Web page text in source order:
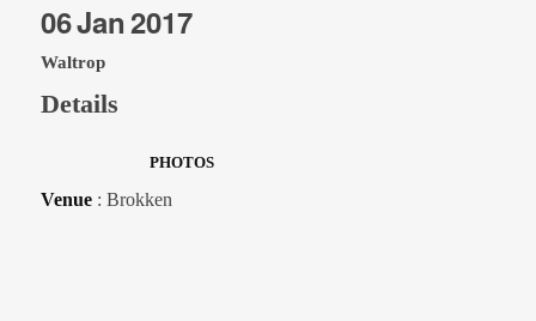
PHOTOS
06Jan2017
Waltrop
Details
Venue : Brokken